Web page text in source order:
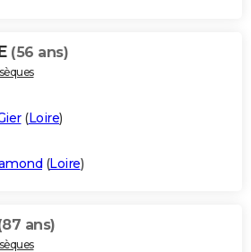
(56 ans)
(Loire)
(Loire)
ans)